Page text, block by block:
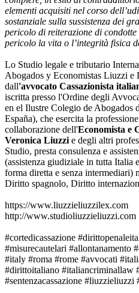
elementi acquisiti nel corso
sostanziale sulla sussistenza dei
pericolo di reiterazione di
pericolo la vita o l’integrità fisica
Lo Studio legale e tributario
Abogados y Economistas Liuzzi e
dall'avvocato Cassazionista
iscritta presso l'Ordine degli
en el Ilustre Colegio de Abogados
España), che esercita la
collaborazione dell'Economista e
Veronica Liuzzi e degli altri
Studio, presta consulenza e
(assistenza giudiziale in tutta
forma diretta e senza
Diritto spagnolo, Diritto
https://www.liuzzieliuzzilex.com
http://www.studioliuzzieliuzzi.com
#cortedicassazione
#misurecautelari #allontanamento
#italy #roma #rome #avvocati
#dirittoitaliano #italiancriminallaw
#sentenzacassazione